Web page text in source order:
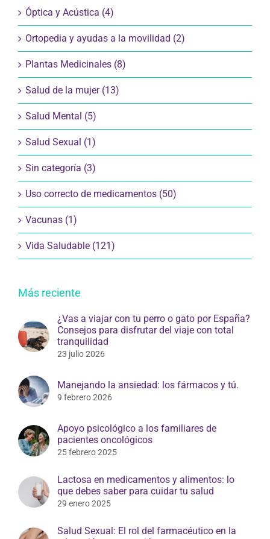
Óptica y Acústica (4)
Ortopedia y ayudas a la movilidad (2)
Plantas Medicinales (8)
Salud de la mujer (13)
Salud Mental (5)
Salud Sexual (1)
Sin categoría (3)
Uso correcto de medicamentos (50)
Vacunas (1)
Vida Saludable (121)
¿Vas a viajar con tu perro o gato por España?
Consejos para disfrutar del viaje con total
tranquilidad
Manejando la ansiedad: los fármacos y tú.
Apoyo psicológico a los familiares de
pacientes oncológicos
Lactosa en medicamentos y alimentos: lo
que debes saber para cuidar tu salud